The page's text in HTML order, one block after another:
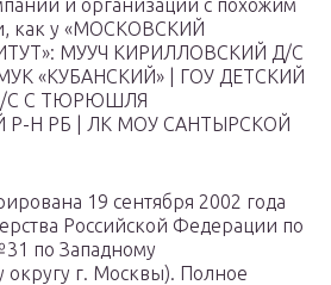
и организации с похожим
как у «МОСКОВСКИЙ
МУУЧ КИРИЛЛОВСКИЙ Д/С
«КУБАНСКИЙ» | ГОУ ДЕТСКИЙ
С С ТЮРЮШЛЯ
Р-Н РБ | ЛК МОУ САНТЫРСКОЙ
19 сентября 2002 года
Российской Федерации по
по Западному
округу г. Москвы). Полное